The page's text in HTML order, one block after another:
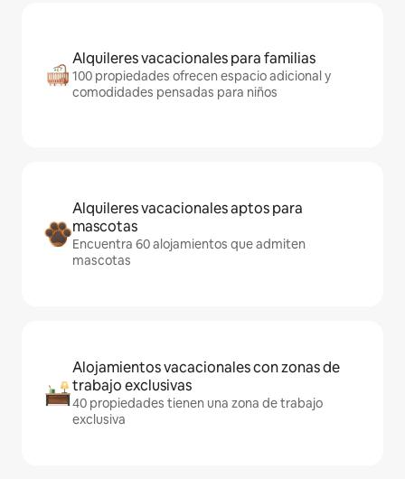
Alquileres vacacionales para familias
100 propiedades ofrecen espacio adicional y
comodidades pensadas para niños
Alquileres vacacionales aptos para
mascotas
Encuentra 60 alojamientos que admiten
mascotas
Alojamientos vacacionales con zonas de
trabajo exclusivas
40 propiedades tienen una zona de trabajo
exclusiva